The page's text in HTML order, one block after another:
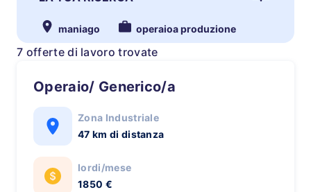
maniago operaioa produzione
7 offerte di lavoro trovate
Operaio/ Generico/a
Zona Industriale
47 km di distanza
lordi/mese
1850 €